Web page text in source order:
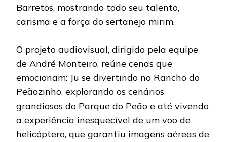
Barretos, mostrando todo seu talento,
carisma e a força do sertanejo mirim.
O projeto audiovisual, dirigido pela equipe
de André Monteiro, reúne cenas que
emocionam: Ju se divertindo no Rancho do
Peãozinho, explorando os cenários
grandiosos do Parque do Peão e até vivendo
a experiência inesquecível de um voo de
helicóptero, que garantiu imagens aéreas de